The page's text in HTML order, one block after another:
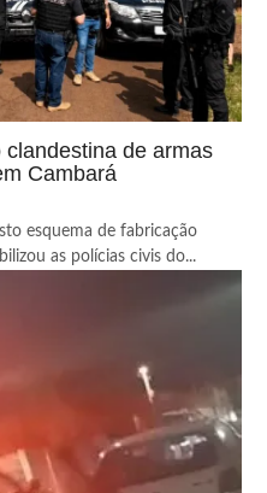
de armas
Cambará
esquema de fabricação
as polícias civis do...